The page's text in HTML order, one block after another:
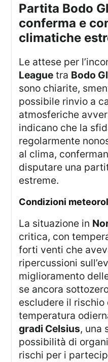
Partita Bodo Glimt Juve:
conferma e
climatiche
Le attese per
League tra Bodo
sono chiarite,
possibile rinvio a
atmosferiche
indicano che la
regolarmente
al clima,
disputare una
estreme.
Condizioni
La situazione in
critica, con
forti venti che
ripercussioni
miglioramento
se ancora
escludere il rischio
temperatura
gradi Celsius, una
possibilità di
rischi per i